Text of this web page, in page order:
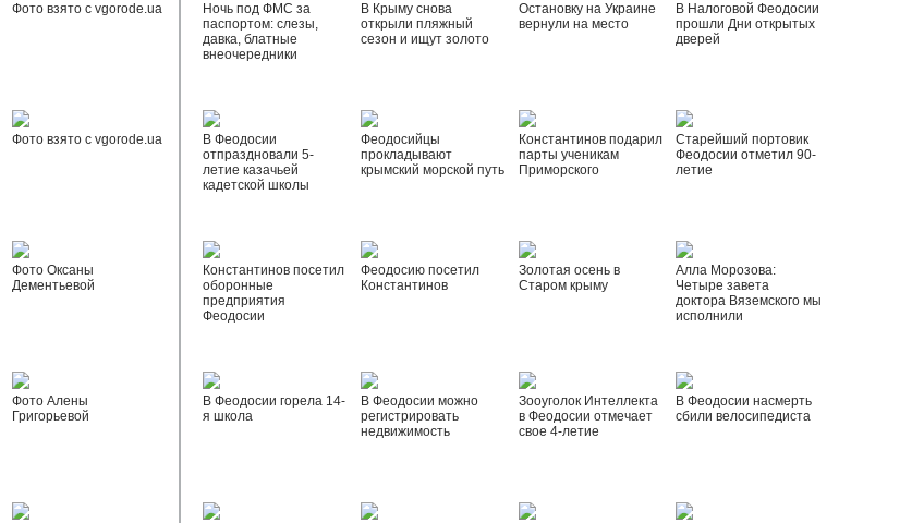
Фото взято с vgorode.ua
Фото взято с vgorode.ua
Фото Оксаны
Дементьевой
Фото Алены
Григорьевой
Ночь под ФМС за
паспортом: слезы,
давка, блатные
внеочередники
В Крыму снова
открыли пляжный
сезон и ищут золото
Остановку на Украине
вернули на место
В Налоговой Феодосии
прошли Дни открытых
дверей
В Феодосии
отпраздновали 5-
летие казачьей
кадетской школы
Феодосийцы
прокладывают
крымский морской путь
Константинов подарил
парты ученикам
Приморского
Старейший портовик
Феодосии отметил 90-
летие
Константинов посетил
оборонные
предприятия
Феодосии
Феодосию посетил
Константинов
Золотая осень в
Старом крыму
Алла Морозова:
Четыре завета
доктора Вяземского мы
исполнили
В Феодосии горела 14-
я школа
В Феодосии можно
регистрировать
недвижимость
Зооуголок Интеллекта
в Феодосии отмечает
свое 4-летие
В Феодосии насмерть
сбили велосипедиста